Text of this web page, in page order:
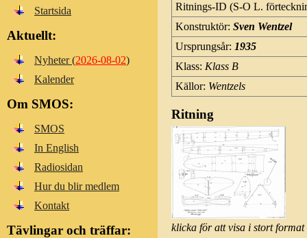
Ritnings-ID (S-O L.
Konstruktör: Sven Wentzel
Ursprungsår: 1935
Klass: Klass B
Källor: Wentzels
Ritning
klicka för att visa i stort format
Startsida
Aktuellt:
Nyheter (2026-08-02)
Kalender
Om SMOS:
SMOS
In English
Radiosidan
Hur du blir medlem
Kontakt
Tävlingar och träffar: